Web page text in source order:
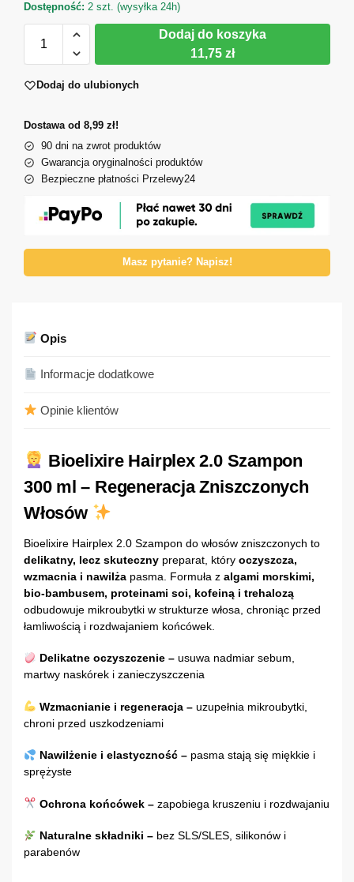
Dostępność: 2 szt. (wysyłka 24h)
Dodaj do koszyka
11,75 zł
Dodaj do ulubionych
Dostawa od 8,99 zł!
90 dni na zwrot produktów
Gwarancja oryginalności produktów
Bezpieczne płatności Przelewy24
Masz pytanie? Napisz!
Opis
Informacje dodatkowe
Opinie klientów
Bioelixire Hairplex 2.0 Szampon
300 ml – Regeneracja Zniszczonych
Włosów
Bioelixire Hairplex 2.0 Szampon do włosów zniszczonych to
delikatny, lecz skuteczny preparat, który oczyszcza,
wzmacnia i nawilża pasma. Formuła z algami morskimi,
bio-bambusem, proteinami soi, kofeiną i trehalozą
odbudowuje mikroubytki w strukturze włosa, chroniąc przed
łamliwością i rozdwajaniem końcówek.
Delikatne oczyszczenie –usuwa nadmiar sebum,
martwy naskórek i zanieczyszczenia
Wzmacnianie i regeneracja –uzupełnia mikroubytki,
chroni przed uszkodzeniami
Nawilżenie i elastyczność –pasma stają się miękkie i
sprężyste
Ochrona końcówek –zapobiega kruszeniu i rozdwajaniu
Naturalne składniki –bez SLS/SLES, silikonów i
parabenów